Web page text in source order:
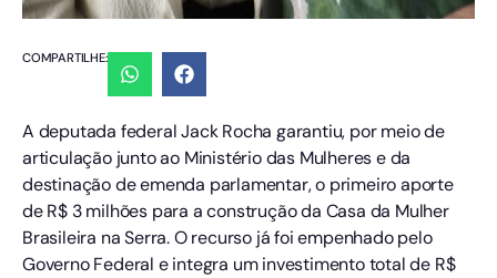
COMPARTILHE:
A deputada federal Jack Rocha garantiu, por meio de
articulação junto ao Ministério das Mulheres e da
destinação de emenda parlamentar, o primeiro aporte
de R$ 3 milhões para a construção da Casa da Mulher
Brasileira na Serra. O recurso já foi empenhado pelo
Governo Federal e integra um investimento total de R$